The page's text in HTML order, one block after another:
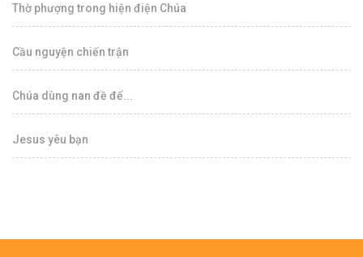
Thờ phượng trong hiện điện Chúa
Cầu nguyện chiến trận
Chúa dùng nan đề để...
Jesus yêu bạn